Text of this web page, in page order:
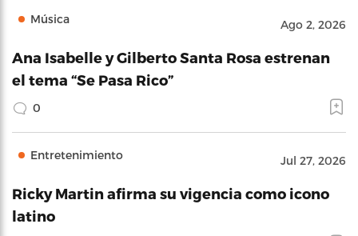
Música Ago 2, 2026
Ana Isabelle y Gilberto Santa Rosa estrenan
el tema “Se Pasa Rico”
0
Entretenimiento Jul 27, 2026
Ricky Martin afirma su vigencia como icono
latino